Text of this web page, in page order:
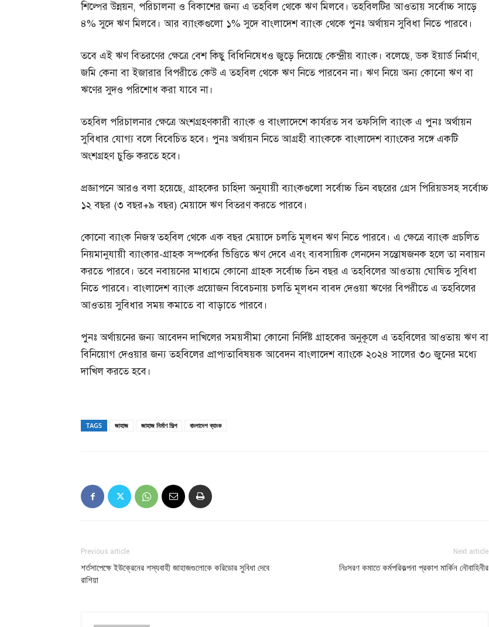
শিল্পের উন্নয়ন, পরিচালনা ও বিকাশের জন্য এ তহবিল থেকে ঋণ মিলবে। তহবিলটির আওতায় সর্বোচ্চ সাড়ে
৪% সুদে ঋণ মিলবে। আর ব্যাংকগুলো ১% সুদে বাংলাদেশ ব্যাংক থেকে পুনঃ অর্থায়ন সুবিধা নিতে পারবে।
তবে এই ঋণ বিতরণের ক্ষেত্রে বেশ কিছু বিধিনিষেধও জুড়ে দিয়েছে কেন্দ্রীয় ব্যাংক। বলেছে, ডক ইয়ার্ড নির্মাণ,
জমি কেনা বা ইজারার বিপরীতে কেউ এ তহবিল থেকে ঋণ নিতে পারবেন না। ঋণ নিয়ে অন্য কোনো ঋণ বা
ঋণের সুদও পরিশোধ করা যাবে না।
তহবিল পরিচালনার ক্ষেত্রে অংশগ্রহণকারী ব্যাংক ও বাংলাদেশে কার্যরত সব তফসিলি ব্যাংক এ পুনঃ অর্থায়ন
সুবিধার যোগ্য বলে বিবেচিত হবে। পুনঃ অর্থায়ন নিতে আগ্রহী ব্যাংককে বাংলাদেশ ব্যাংকের সঙ্গে একটি
অংশগ্রহণ চুক্তি করতে হবে।
প্রজ্ঞাপনে আরও বলা হয়েছে, গ্রাহকের চাহিদা অনুযায়ী ব্যাংকগুলো সর্বোচ্চ তিন বছরের গ্রেস পিরিয়ডসহ সর্বোচ্চ
১২ বছর (৩ বছর+৯ বছর) মেয়াদে ঋণ বিতরণ করতে পারবে।
কোনো ব্যাংক নিজস্ব তহবিল থেকে এক বছর মেয়াদে চলতি মূলধন ঋণ নিতে পারবে। এ ক্ষেত্রে ব্যাংক প্রচলিত
নিয়মানুযায়ী ব্যাংকার-গ্রাহক সম্পর্কের ভিত্তিতে ঋণ দেবে এবং ব্যবসায়িক লেনদেন সন্তোষজনক হলে তা নবায়ন
করতে পারবে। তবে নবায়নের মাধ্যমে কোনো গ্রাহক সর্বোচ্চ তিন বছর এ তহবিলের আওতায় ঘোষিত সুবিধা
নিতে পারবে। বাংলাদেশ ব্যাংক প্রয়োজন বিবেচনায় চলতি মূলধন বাবদ দেওয়া ঋণের বিপরীতে এ তহবিলের
আওতায় সুবিধার সময় কমাতে বা বাড়াতে পারবে।
পুনঃ অর্থায়নের জন্য আবেদন দাখিলের সময়সীমা কোনো নির্দিষ্ট গ্রাহকের অনুকূলে এ তহবিলের আওতায় ঋণ বা
বিনিয়োগ দেওয়ার জন্য তহবিলের প্রাপ্যতাবিষয়ক আবেদন বাংলাদেশ ব্যাংকে ২০২৪ সালের ৩০ জুনের মধ্যে
দাখিল করতে হবে।
TAGS জাহাজ জাহাজ নির্মাণ শিল্প বাংলাদেশ ব্যাংক
Previous article
শর্তসাপেক্ষে ইউক্রেনের শস্যবাহী জাহাজগুলোকে করিডোর সুবিধা দেবে
রাশিয়া
Next article
নিঃসরণ কমাতে কর্মপরিকল্পনা প্রকাশ মার্কিন নৌবাহিনীর